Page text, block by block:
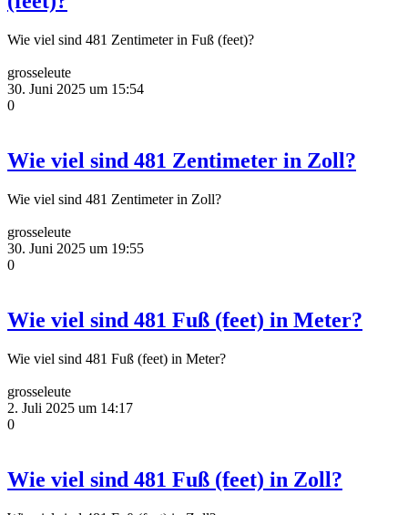
Wie viel sind 481 Zentimeter in Fuß (feet)?
grosseleute
30. Juni 2025 um 15:54
0
Wie viel sind 481 Zentimeter in Zoll?
Wie viel sind 481 Zentimeter in Zoll?
grosseleute
30. Juni 2025 um 19:55
0
Wie viel sind 481 Fuß (feet) in Meter?
Wie viel sind 481 Fuß (feet) in Meter?
grosseleute
2. Juli 2025 um 14:17
0
Wie viel sind 481 Fuß (feet) in Zoll?